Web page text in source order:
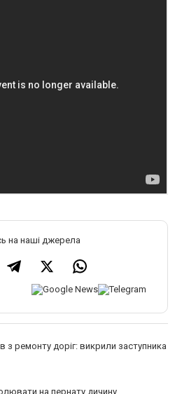
на наші джерела
з ремонту доріг: викрили заступника
на пернату дичину